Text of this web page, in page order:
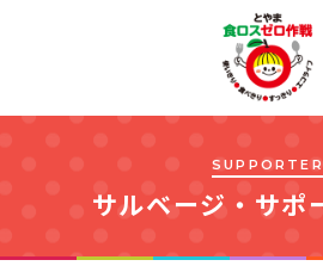
SUPPORTER
サルベージ・サポ